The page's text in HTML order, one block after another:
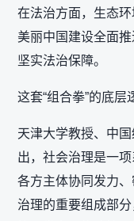
在法治方面，生态
美丽中国建设全面
坚实法治保障。
这套“组合拳”的底层
天津大学教授、中
出，社会治理是一
各方主体协同发力
治理的重要组成部